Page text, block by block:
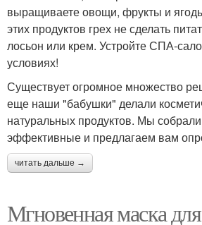
выращиваете овощи, фрукты и
этих продуктов грех не сделать
лосьон или крем. Устройте СПА-
условиях!
Существует огромное множество
еще наши "бабушки" делали
натуральных продуктов. Мы
эффективные и предлагаем вам
читать дальше →
Мгновенная маска